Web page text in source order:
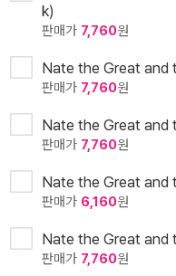
k)
판매가 7,760원
Nate the Great and
판매가 7,760원
Nate the Great and
판매가 7,760원
Nate the Great and
판매가 6,160원
Nate the Great and
판매가 7,760원